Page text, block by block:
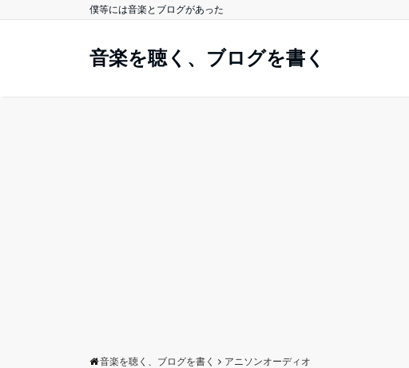
僕等には音楽とブログがあった
音楽を聴く、ブログを書く
音楽を聴く、ブログを書く アニソンオーディオ